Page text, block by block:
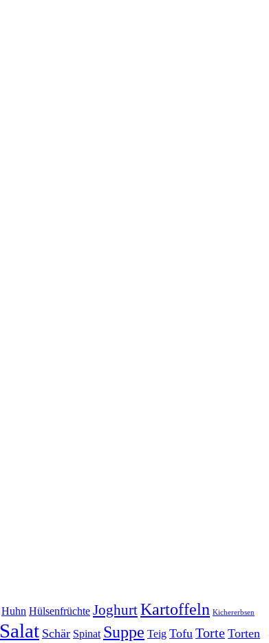
Huhn Hülsenfrüchte JoghurtKartoffeln Kichererbsen
Salat Schär Spinat Suppe Teig Tofu Torte Torten